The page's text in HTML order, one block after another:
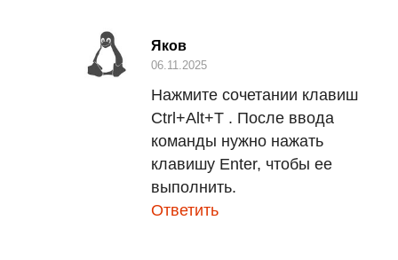
Яков
06.11.2025
Нажмите сочетании клавиш
Ctrl+Alt+T . После ввода
команды нужно нажать
клавишу Enter, чтобы ее
выполнить.
Ответить